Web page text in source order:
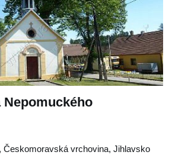
Nepomuckého
, Českomoravská vrchovina, Jihlavsko